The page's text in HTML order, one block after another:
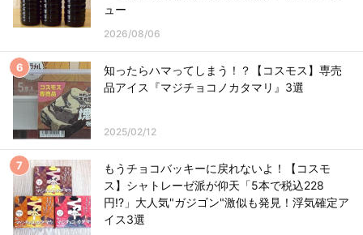
ュー
2026/08/06
知ったらハマってしまう！？【コスモス】専売
品アイス『マジチョコノカタマリ』3選
2025/02/12
もうチョコバッキーに戻れないよ！【コスモ
ス】シャトレーゼ派が仰天「5本で税込228
円!?」大人気"ガジゴン"激似も発見！浮気確定ア
イス3選